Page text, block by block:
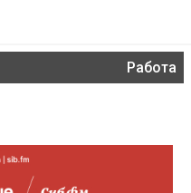
Работа